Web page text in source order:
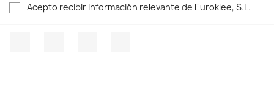
Acepto recibir información relevante de Euroklee, S.L.